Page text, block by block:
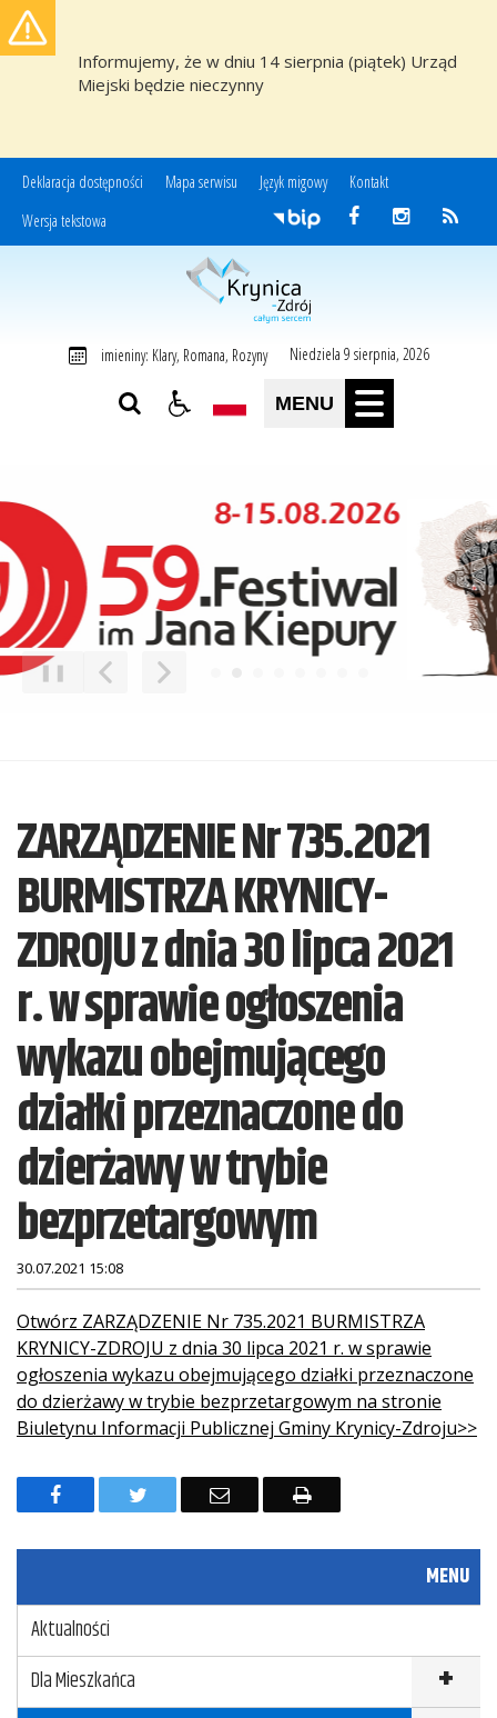
Informujemy, że w dniu 14 sierpnia (piątek) Urząd
Miejski będzie nieczynny
Deklaracja dostępności Mapa serwisu Język migowy
Kontakt
Wersja tekstowa
Miasto i Gmina Uzdrowiskowa Krynica-Zdrój
imieniny: Klary, Romana, Rozyny Niedziela 9 sierpnia, 2026
MENU
❚❚
ZARZĄDZENIE Nr 735.2021
BURMISTRZA KRYNICY-
ZDROJU z dnia 30 lipca 2021
r. w sprawie ogłoszenia
wykazu obejmującego
działki przeznaczone do
dzierżawy w trybie
bezprzetargowym
30.07.2021 15:08
Treść
Otwórz ZARZĄDZENIE Nr 735.2021 BURMISTRZA
KRYNICY-ZDROJU z dnia 30 lipca 2021 r. w sprawie
ogłoszenia wykazu obejmującego działki przeznaczone
do dzierżawy w trybie bezprzetargowym na stronie
Biuletynu Informacji Publicznej Gminy Krynicy-Zdroju>>
F
e
b
o
o
T
t
r
E
i
D
k
MENU
Aktualności
Dla Mieszkańca